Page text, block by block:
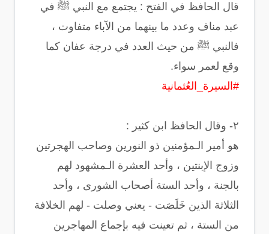
‏قال الحافظ في الفتح : يجتمع مع النبي ﷺ في
عبد مناف وعدد ما بينهما من الآباء متفاوت ،
فالنبي ﷺ من حيث العدد في درجة عفان كما
وقع لعمر سواء.
#السيرة_العُثمانية
‏هو أمير الـمؤمنين ذو النورين وصاحب الهجرتين
وزوج الإبنتين ، وأحد العشرة الـمشهود لهم
بالجنة ، وأحد الستة أصحاب الشورى ، وأحد
الثلاثة الذين خَلَصَت - يعني وصلت - لهم الخلافة
من الستة ، ثم تعينت فيه بإجماع المهاجرين